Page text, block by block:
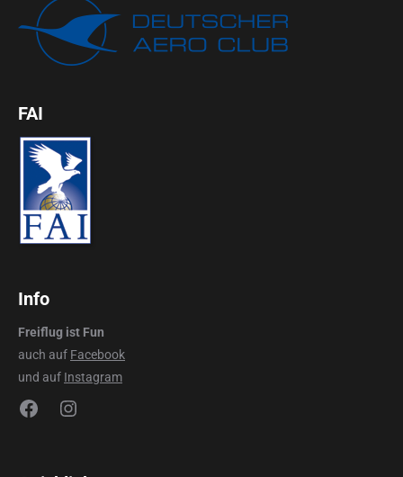
FAI
Info
Freiflug ist Fun
auch auf Facebook
und auf Instagram
FacebookInstagram